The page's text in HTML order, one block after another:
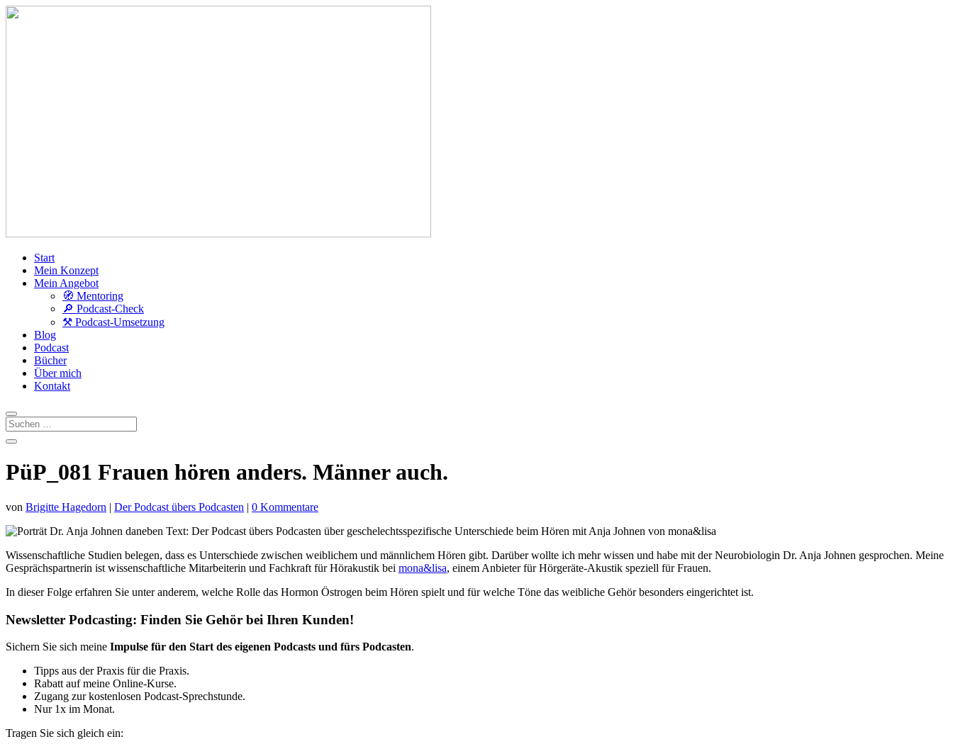
Start
Mein Konzept
Mein Angebot
🧭 Mentoring
🔎 Podcast-Check
⚒️ Podcast-Umsetzung
Blog
Podcast
Bücher
Über mich
Kontakt
PüP_081 Frauen hören anders. Männer auch.
von Brigitte Hagedorn | Der Podcast übers Podcasten | 0 Kommentare
Wissenschaftliche Studien belegen, dass es Unterschiede zwischen weiblichem und männlichem Hören gibt. Darüber wollte ich mehr wissen und habe mit der Neurobiologin Dr. Anja Johnen gesprochen. Meine
Gesprächspartnerin ist wissenschaftliche Mitarbeiterin und Fachkraft für Hörakustik bei mona&lisa, einem Anbieter für Hörgeräte-Akustik speziell für Frauen.
In dieser Folge erfahren Sie unter anderem, welche Rolle das Hormon Östrogen beim Hören spielt und für welche Töne das weibliche Gehör besonders eingerichtet ist.
Newsletter Podcasting: Finden Sie Gehör bei Ihren Kunden!
Sichern Sie sich meine Impulse für den Start des eigenen Podcasts und fürs Podcasten.
Tipps aus der Praxis für die Praxis.
Rabatt auf meine Online-Kurse.
Zugang zur kostenlosen Podcast-Sprechstunde.
Nur 1x im Monat.
Tragen Sie sich gleich ein: